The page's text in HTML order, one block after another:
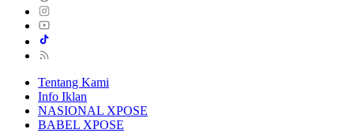
Tentang Kami
Info Iklan
NASIONAL XPOSE
BABEL XPOSE